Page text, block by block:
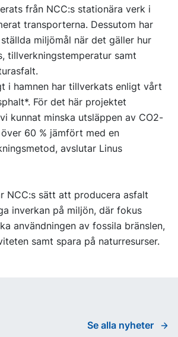
från NCC:s stationära verk i
transporterna. Dessutom har
miljömål när det gäller hur
tillverkningstemperatur samt
i hamnen har tillverkats enligt vårt
För det här projektet
kunnat minska utsläppen av CO2-
60 % jämfört med en
avslutar Linus
NCC:s sätt att producera asfalt
inverkan på miljön, där fokus
användningen av fossila bränslen,
samt spara på naturresurser.
Se alla nyheter